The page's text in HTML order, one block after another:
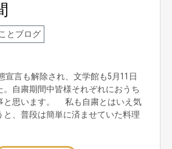
とブログ
言も解除され、文学館も5月11日
自粛期間中皆様それぞれにおうち
と思います。 私も自粛とはいえ気
と、普段は簡単に済ませていた料理